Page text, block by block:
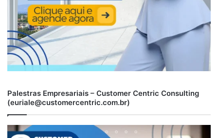
Palestras Empresariais – Customer Centric Consulting
(euriale@customercentric.com.br)